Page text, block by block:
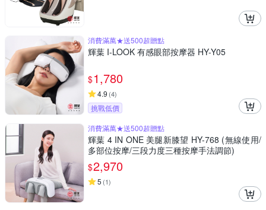
消費滿萬★送500超贈點
輝葉 I-LOOK 有感眼部按摩器 HY-Y05
$1,780
4.9 (4)
挑戰低價
消費滿萬★送500超贈點
輝葉 4 IN ONE 美腿新膝望 HY-768 (無線使用/
多部位按摩/三段力度三種按摩手法調節)
$2,970
5 (1)